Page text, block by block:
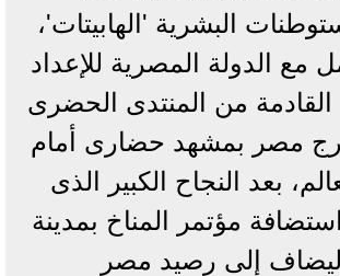
البشرية 'الهابيتات'،
مع الدولة المصرية للإعداد
القادمة من المنتدى الحضرى
مصر بمشهد حضارى أمام
بعد النجاح الكبير الذى
مؤتمر المناخ بمدينة
إلى رصيد مصر